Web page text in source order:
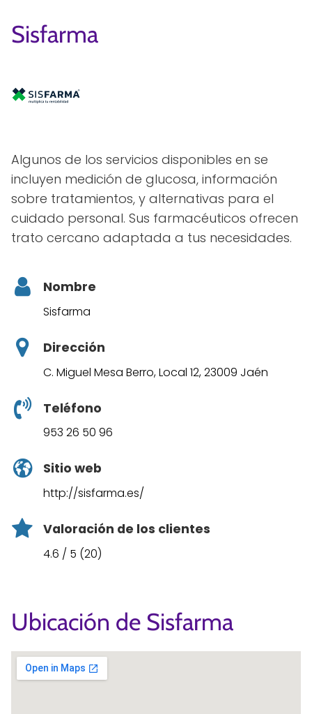
Sisfarma
Algunos de los servicios disponibles en se
incluyen medición de glucosa, información
sobre tratamientos, y alternativas para el
cuidado personal. Sus farmacéuticos ofrecen
trato cercano adaptada a tus necesidades.
Nombre
Sisfarma
Dirección
C. Miguel Mesa Berro, Local 12, 23009 Jaén
Teléfono
953 26 50 96
Sitio web
http://sisfarma.es/
Valoración de los clientes
4.6 / 5 (20)
Ubicación de Sisfarma